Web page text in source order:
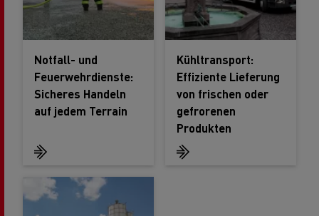
Notfall- und
Feuerwehrdienste:
Sicheres Handeln
auf jedem Terrain
Kühltransport:
Effiziente Lieferung
von frischen oder
gefrorenen
Produkten